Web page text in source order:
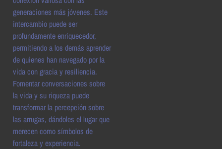
generaciones más jóvenes. Este
intercambio puede ser
profundamente enriquecedor,
permitiendo a los demás aprender
de quienes han navegado por la
vida con gracia y resiliencia.
Fomentar conversaciones sobre
la vida y su riqueza puede
transformar la percepción sobre
las arrugas, dándoles el lugar que
merecen como símbolos de
fortaleza y experiencia.